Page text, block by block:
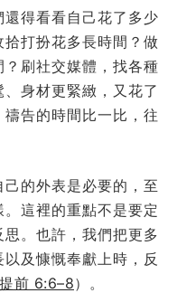
得看看自己花了多少
打扮花多長時間？做
刷社交媒體，找各種
身材更緊緻，又花了
告的時間比一比，往
的外表是必要的，至
這裡的重點不是要定
。也許，我們把更多
及慷慨奉獻上時，反
提前 6:6–8）。